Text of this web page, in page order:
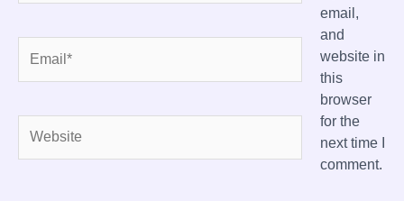
email,
and
website in
this
browser
for the
next time I
comment.